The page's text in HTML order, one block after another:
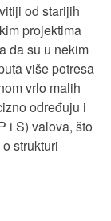
od starijih
projektima
da su u nekim
više potresa
vrlo malih
određuju i
i S) valova, što
strukturi